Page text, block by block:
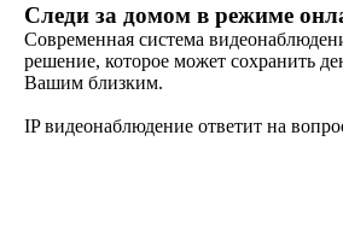
Следи за домом в режиме
Современная система
решение, которое может сохранить
Вашим близким.
IP видеонаблюдение ответит на